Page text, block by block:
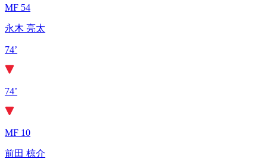
MF 54
永木 亮太
74’
74’
MF 10
前田 椋介